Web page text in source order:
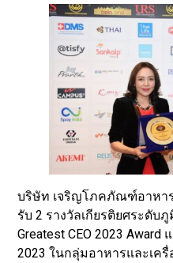
บริษัท เจริญโภคภัณฑ์อาหา
รับ 2 รางวัลเกียรติยศระดับภู
Greatest CEO 2023 Award
2023 ในกลุ่มอาหารและเครื่